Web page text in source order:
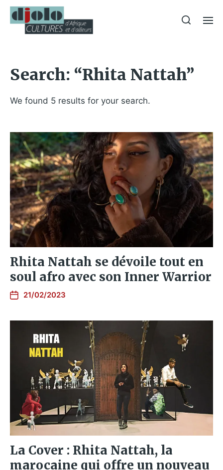
Search: “Rhita Nattah”
We found 5 results for your search.
Rhita Nattah se dévoile tout en
soul afro avec son Inner Warrior
21/02/2023
La Cover : Rhita Nattah, la
marocaine qui offre un nouveau